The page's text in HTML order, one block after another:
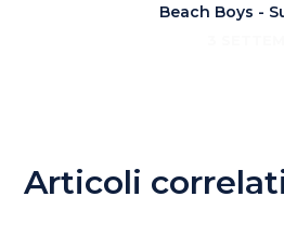
Beach Boys -
Articoli